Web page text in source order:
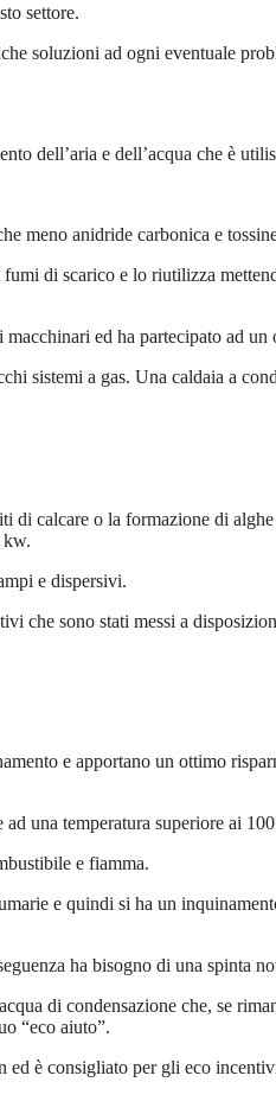
settore.
soluzioni ad ogni eventuale
dell’aria e dell’acqua che è
meno anidride carbonica e
di scarico e lo riutilizza
ed ha partecipato ad
sistemi a gas. Una caldaia a
calcare o la formazione di
kw.
e dispersivi.
che sono stati messi a
e apportano un ottimo
una temperatura superiore ai
e fiamma.
e quindi si ha un
ha bisogno di una spinta
di condensazione che, se
“eco aiuto”.
ed è consigliato per gli eco